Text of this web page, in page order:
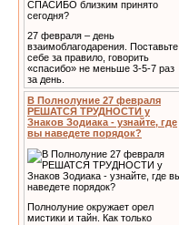
27 февраля – день
взаимоблагодарения. Поставьте
себе за правило, говорить
«спасибо» не меньше 3-5-7 раз
за день.
В Полнолуние 27 февраля
РЕШАТСЯ ТРУДНОСТИ у
Знаков Зодиака - узнайте, где
вы наведете порядок?
Полнолуние окружает орел
мистики и тайн. Как только